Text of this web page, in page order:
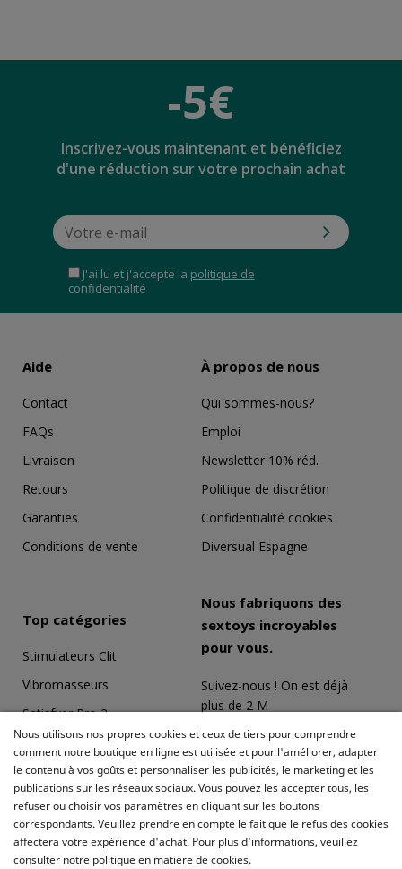
-5€
Inscrivez-vous maintenant et bénéficiez
d'une réduction sur votre prochain achat
J'ai lu et j'accepte la politique de
confidentialité
Aide
Contact
FAQs
Livraison
Retours
Garanties
Conditions de vente
À propos de nous
Qui sommes-nous?
Emploi
Newsletter 10% réd.
Politique de discrétion
Confidentialité cookies
Diversual Espagne
Top catégories
Stimulateurs Clit
Vibromasseurs
Satisfyer Pro 2
Coffrets Érotiques
Masturbateurs
Meilleures ventes
Nous fabriquons des
sextoys incroyables
pour vous.
Suivez-nous ! On est déjà
plus de 2 M
Nous utilisons nos propres cookies et ceux de tiers pour comprendre
comment notre boutique en ligne est utilisée et pour l'améliorer, adapter
le contenu à vos goûts et personnaliser les publicités, le marketing et les
publications sur les réseaux sociaux. Vous pouvez les accepter tous, les
refuser ou choisir vos paramètres en cliquant sur les boutons
correspondants. Veuillez prendre en compte le fait que le refus des cookies
affectera votre expérience d'achat. Pour plus d'informations, veuillez
consulter notre politique en matière de cookies.